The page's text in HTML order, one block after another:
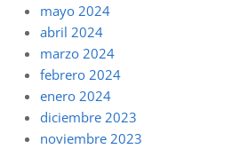
mayo 2024
abril 2024
marzo 2024
febrero 2024
enero 2024
diciembre 2023
noviembre 2023